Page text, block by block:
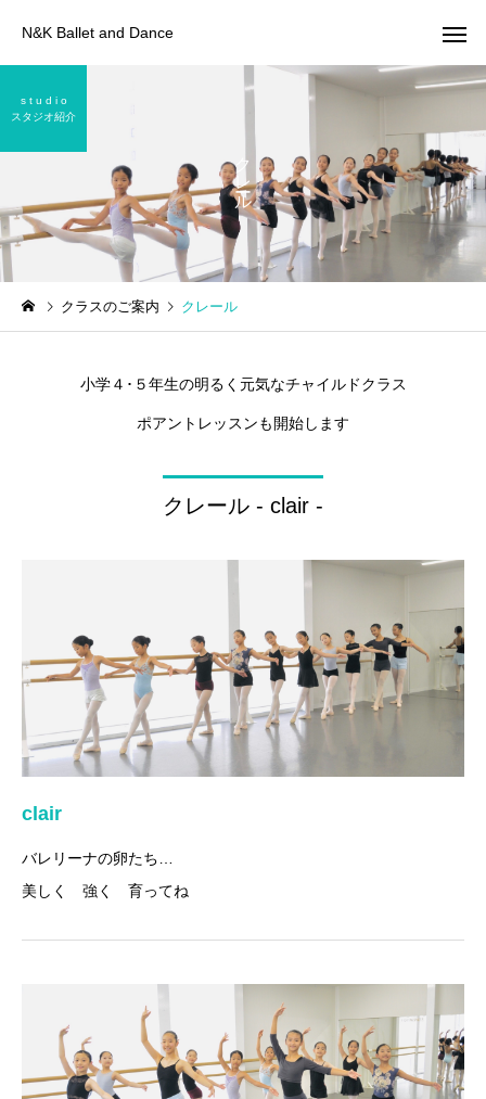
N&K Ballet and Dance
コンクールクラス
コパン
2026
第39回こうべ全国洋舞コン
第10回九州国際ダンス
舞踊コンクール 出場報
クレール
s t u d i o
スタジオ紹介
クラスのご案内 クレール
小学４･５年生の明るく元気なチャイルドクラス
ポアントレッスンも開始します
クレール - clair -
clair
バレリーナの卵たち…
美しく 強く 育ってね